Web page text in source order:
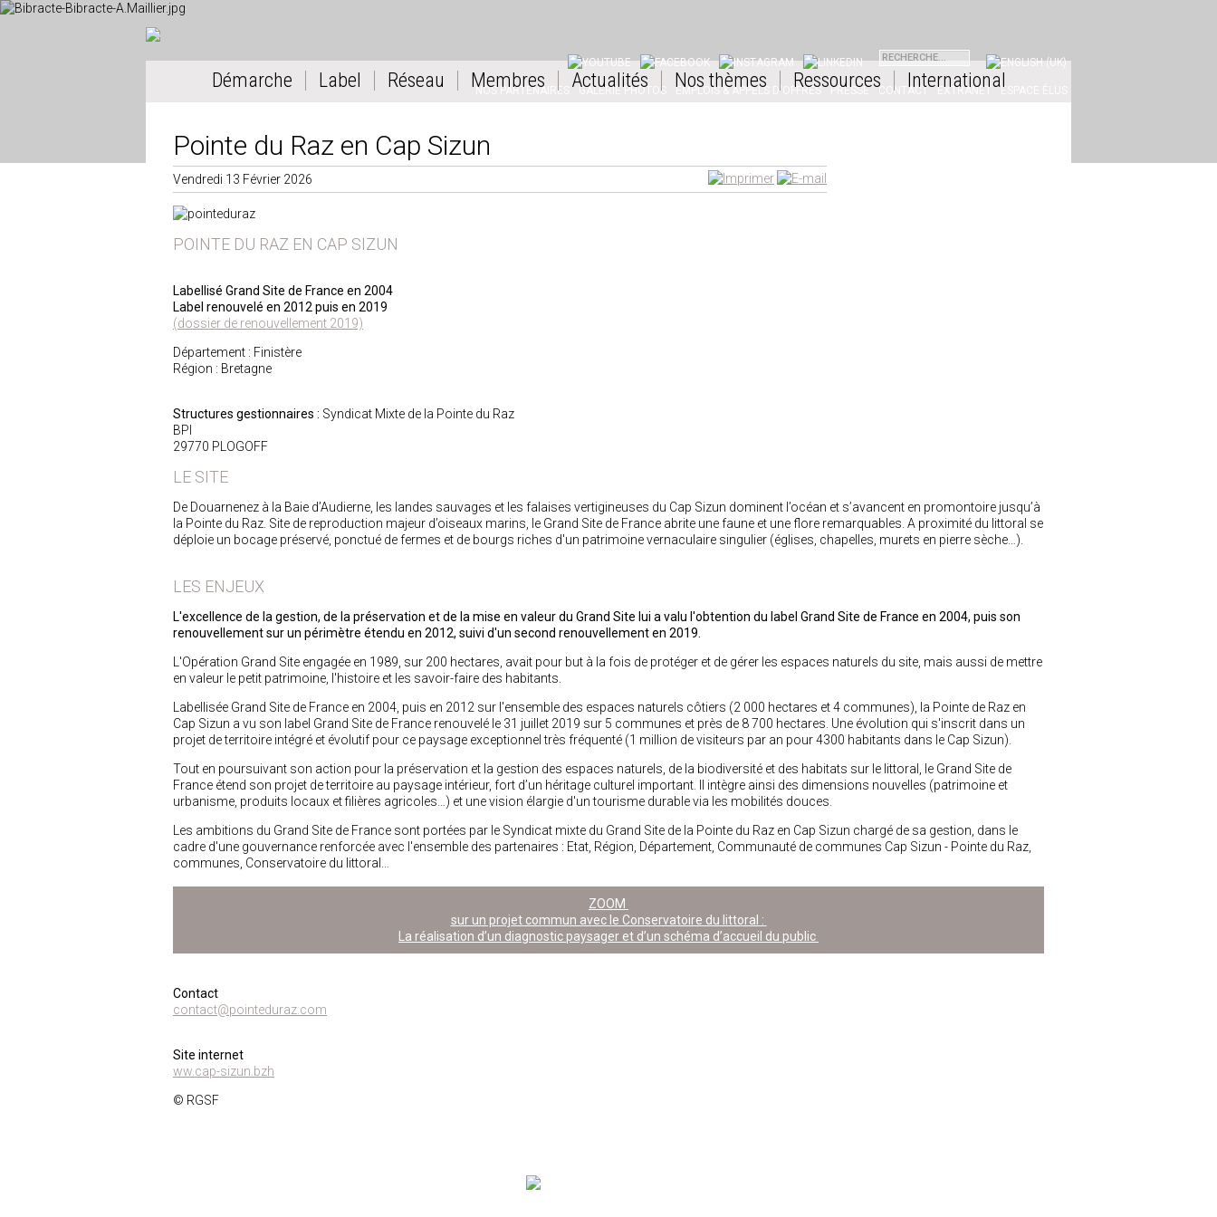
NOS PARTENAIRES GALERIE PHOTOS EMPLOIS & APPELS D'OFFRES PRESSE CONTACT EXTRANET ESPACE ÉLUS
Démarche Label Réseau Membres Actualités Nos thèmes Ressources International
Pointe du Raz en Cap Sizun
Vendredi 13 Février 2026
POINTE DU RAZ EN CAP SIZUN
Labellisé Grand Site de France en 2004
Label renouvelé en 2012 puis en 2019
(dossier de renouvellement 2019)
Département : Finistère
Région : Bretagne
Structures gestionnaires : Syndicat Mixte de la Pointe du Raz
BPI
29770 PLOGOFF
LE SITE
De Douarnenez à la Baie d’Audierne, les landes sauvages et les falaises vertigineuses du Cap Sizun dominent l’océan et s’avancent en promontoire jusqu’à
la Pointe du Raz. Site de reproduction majeur d’oiseaux marins, le Grand Site de France abrite une faune et une flore remarquables. A proximité du littoral se
déploie un bocage préservé, ponctué de fermes et de bourgs riches d'un patrimoine vernaculaire singulier (églises, chapelles, murets en pierre sèche…).
LES ENJEUX
L'excellence de la gestion, de la préservation et de la mise en valeur du Grand Site lui a valu l'obtention du label Grand Site de France en 2004, puis son
renouvellement sur un périmètre étendu en 2012, suivi d'un second renouvellement en 2019.
L'Opération Grand Site engagée en 1989, sur 200 hectares, avait pour but à la fois de protéger et de gérer les espaces naturels du site, mais aussi de mettre
en valeur le petit patrimoine, l'histoire et les savoir-faire des habitants.
Labellisée Grand Site de France en 2004, puis en 2012 sur l'ensemble des espaces naturels côtiers (2 000 hectares et 4 communes), la Pointe de Raz en
Cap Sizun a vu son label Grand Site de France renouvelé le 31 juillet 2019 sur 5 communes et près de 8 700 hectares. Une évolution qui s'inscrit dans un
projet de territoire intégré et évolutif pour ce paysage exceptionnel très fréquenté (1 million de visiteurs par an pour 4300 habitants dans le Cap Sizun).
Tout en poursuivant son action pour la préservation et la gestion des espaces naturels, de la biodiversité et des habitats sur le littoral, le Grand Site de
France étend son projet de territoire au paysage intérieur, fort d’un héritage culturel important. Il intègre ainsi des dimensions nouvelles (patrimoine et
urbanisme, produits locaux et filières agricoles…) et une vision élargie d'un tourisme durable via les mobilités douces.
Les ambitions du Grand Site de France sont portées par le Syndicat mixte du Grand Site de la Pointe du Raz en Cap Sizun chargé de sa gestion, dans le
cadre d'une gouvernance renforcée avec l'ensemble des partenaires : Etat, Région, Département, Communauté de communes Cap Sizun - Pointe du Raz,
communes, Conservatoire du littoral…
ZOOM
sur un projet commun avec le Conservatoire du littoral :
La réalisation d’un diagnostic paysager et d’un schéma d’accueil du public
Contact
contact@pointeduraz.com
Site internet
ww.cap-sizun.bzh
© RGSF